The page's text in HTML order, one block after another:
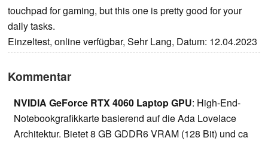
touchpad for gaming, but this one is pretty good for your
daily tasks.
Einzeltest, online verfügbar, Sehr Lang, Datum: 12.04.2023
Kommentar
NVIDIA GeForce RTX 4060 Laptop GPU: High-End-
Notebookgrafikkarte basierend auf die Ada Lovelace
Architektur. Bietet 8 GB GDDR6 VRAM (128 Bit) und ca